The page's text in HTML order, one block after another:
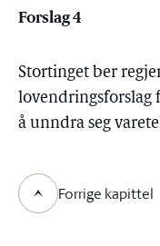
Forslag 4
Stortinget ber
lovendringsforslag
å unndra seg
Forrige kapittel